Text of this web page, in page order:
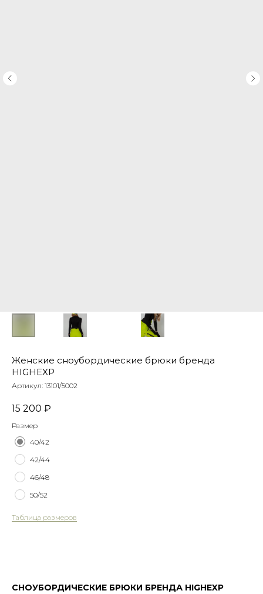
Женские сноубордические брюки бренда
HIGHEXP
Артикул: 13101/5002
15 200 ₽
Размер
40/42
42/44
46/48
50/52
Таблица размеров
СНОУБОРДИЧЕСКИЕ БРЮКИ БРЕНДА HIGHEXP